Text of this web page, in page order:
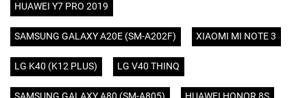
HUAWEI Y7 PRO 2019
SAMSUNG GALAXY A20E (SM-A202F) XIAOMI MI NOTE 3
LG K40 (K12 PLUS) LG V40 THINQ